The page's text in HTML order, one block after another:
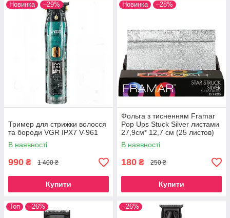
Новинка –29%
Тример для стрижки волосся
та бороди VGR IPX7 V-961
В наявності
990 ₴ 1 400 ₴
Купити
Новинка –28%
Фольга з тисненням Framar
Pop Ups Stuck Silver листами
27,9см* 12,7 см (25 листов)
В наявності
180 ₴ 250 ₴
Купити
Топ –26% –26%